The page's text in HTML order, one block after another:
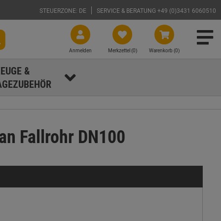
STEUERZONE: DE SERVICE & BERATUNG +49 (0)3431 6060510
Warenkorb (0)
Merkzettel (0)
Anmelden
&
Fallrohr DN100